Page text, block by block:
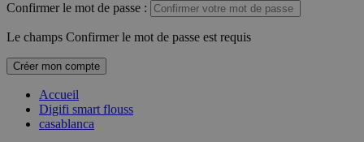
Confirmer le mot de passe :
Le champs Confirmer le mot de passe est requis
Créer mon compte
Accueil
Digifi smart flouss
casablanca